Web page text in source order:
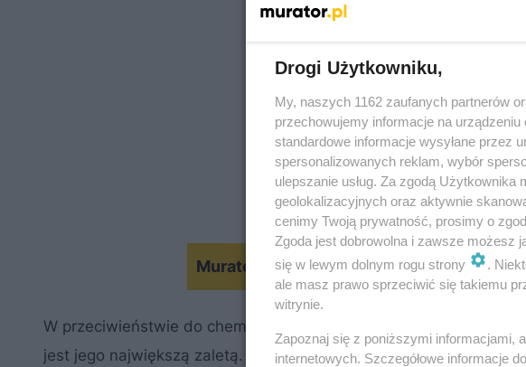
Murator Ogroduje #2: Domowe opryski
W przeciwieństwie do chemicznych pestycydów, szare mydło
jest jego największą zaletą. Kiedy roztwór mydła trafia na
Drogi Użytkowniku,
My, naszych 1162 zaufanych partnerów
przechowujemy informacje na
standardowe informacje wysyłane przez
spersonalizowanych reklam, wybór
ulepszanie usług. Za zgodą
geolokalizacyjnych oraz aktywnie
cenimy Twoją prywatność, prosimy o
Zgoda jest dobrowolna i zawsze możesz
się w lewym dolnym rogu strony
.
ale masz prawo sprzeciwić się takiemu
witrynie.
Zapoznaj się z poniższymi informacjami,
internetowych. Szczegółowe informacje